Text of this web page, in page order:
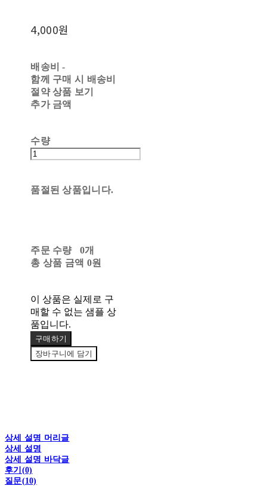
4,000원
배송비-
함께 구매 시 배송비
절약 상품 보기
추가 금액
수량
품절된 상품입니다.
주문 수량
0개
총 상품 금액 0원
이 상품은 실제로 구
매할 수 없는 샘플 상
품입니다.
구매하기
장바구니에 담기
상세 설명 머리글
상세 설명
상세 설명 바닥글
후기(0)
질문(10)